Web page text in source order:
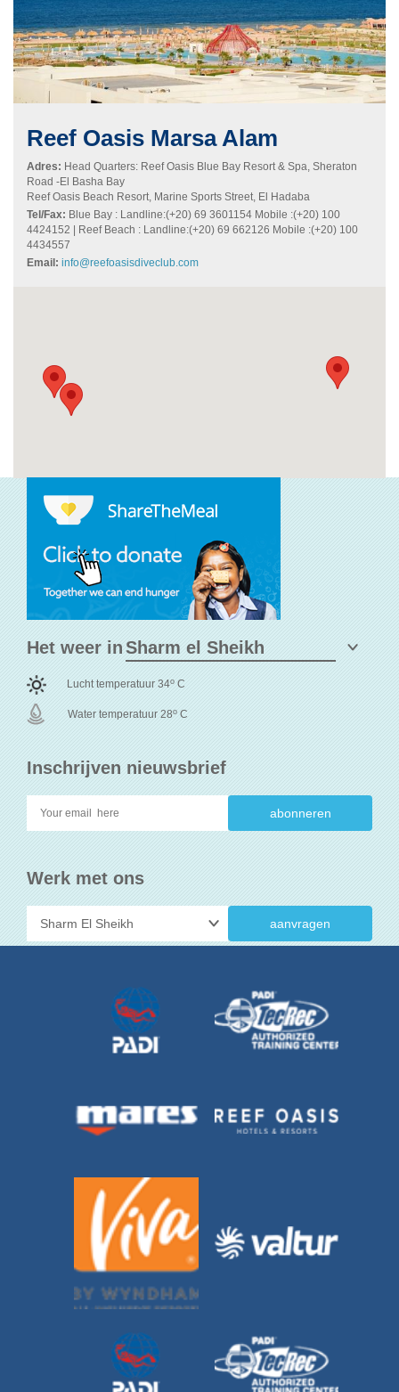
Reef Oasis Marsa Alam
Adres: Head Quarters: Reef Oasis Blue Bay Resort & Spa, Sheraton
Road -El Basha Bay
Reef Oasis Beach Resort, Marine Sports Street, El Hadaba
Tel/Fax: Blue Bay : Landline:(+20) 69 3601154 Mobile :(+20) 100
4424152 | Reef Beach : Landline:(+20) 69 662126 Mobile :(+20) 100
4434557
Email: info@reefoasisdiveclub.com
Inschrijven nieuwsbrief
Werk met ons
aanvragen
Het weer in
Lucht temperatuur 34o C
Water temperatuur 28o C